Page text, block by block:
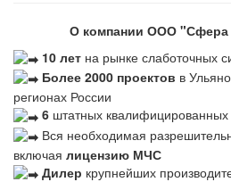
О компании ООО "Сфера
10 лет на рынке слаботочных
Более 2000 проектов в
регионах России
6 штатных квалифицированных
Вся необходимая
включая лицензию МЧС
Дилер крупнейших